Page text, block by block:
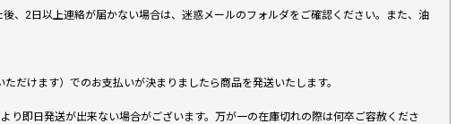
、2日以上連絡が届かない場合は、迷惑メールのフォルダをご確認ください。また、油
だけます）でのお支払いが決まりましたら商品を発送いたします。
即日発送が出来ない場合がございます。万が一の在庫切れの際は何卒ご容赦くださ